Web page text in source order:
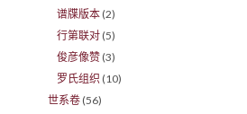
谱牒版本 (2)
行第联对 (5)
俊彦像赞 (3)
罗氏组织 (10)
世系卷 (56)